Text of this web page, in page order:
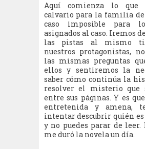
Aquí comienza lo que
calvario para la familia
caso imposible para
asignados al caso. Iremos
las pistas al mismo
nuestros protagonistas,
las mismas preguntas
ellos y sentiremos la
saber cómo continúa la
resolver el misterio que
entre sus páginas. Y es
entretenida y amena,
intentar descubrir quién
y no puedes parar de leer.
me duró la novela un día.